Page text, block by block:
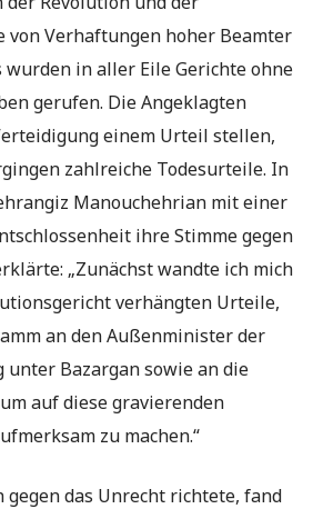
von Verhaftungen hoher Beamter
wurden in aller Eile Gerichte ohne
gerufen. Die Angeklagten
einem Urteil stellen,
zahlreiche Todesurteile. In
Manouchehrian mit einer
ihre Stimme gegen
„Zunächst wandte ich mich
verhängten Urteile,
an den Außenminister der
unter Bazargan sowie an die
auf diese gravierenden
zu machen.“
gegen das Unrecht richtete, fand